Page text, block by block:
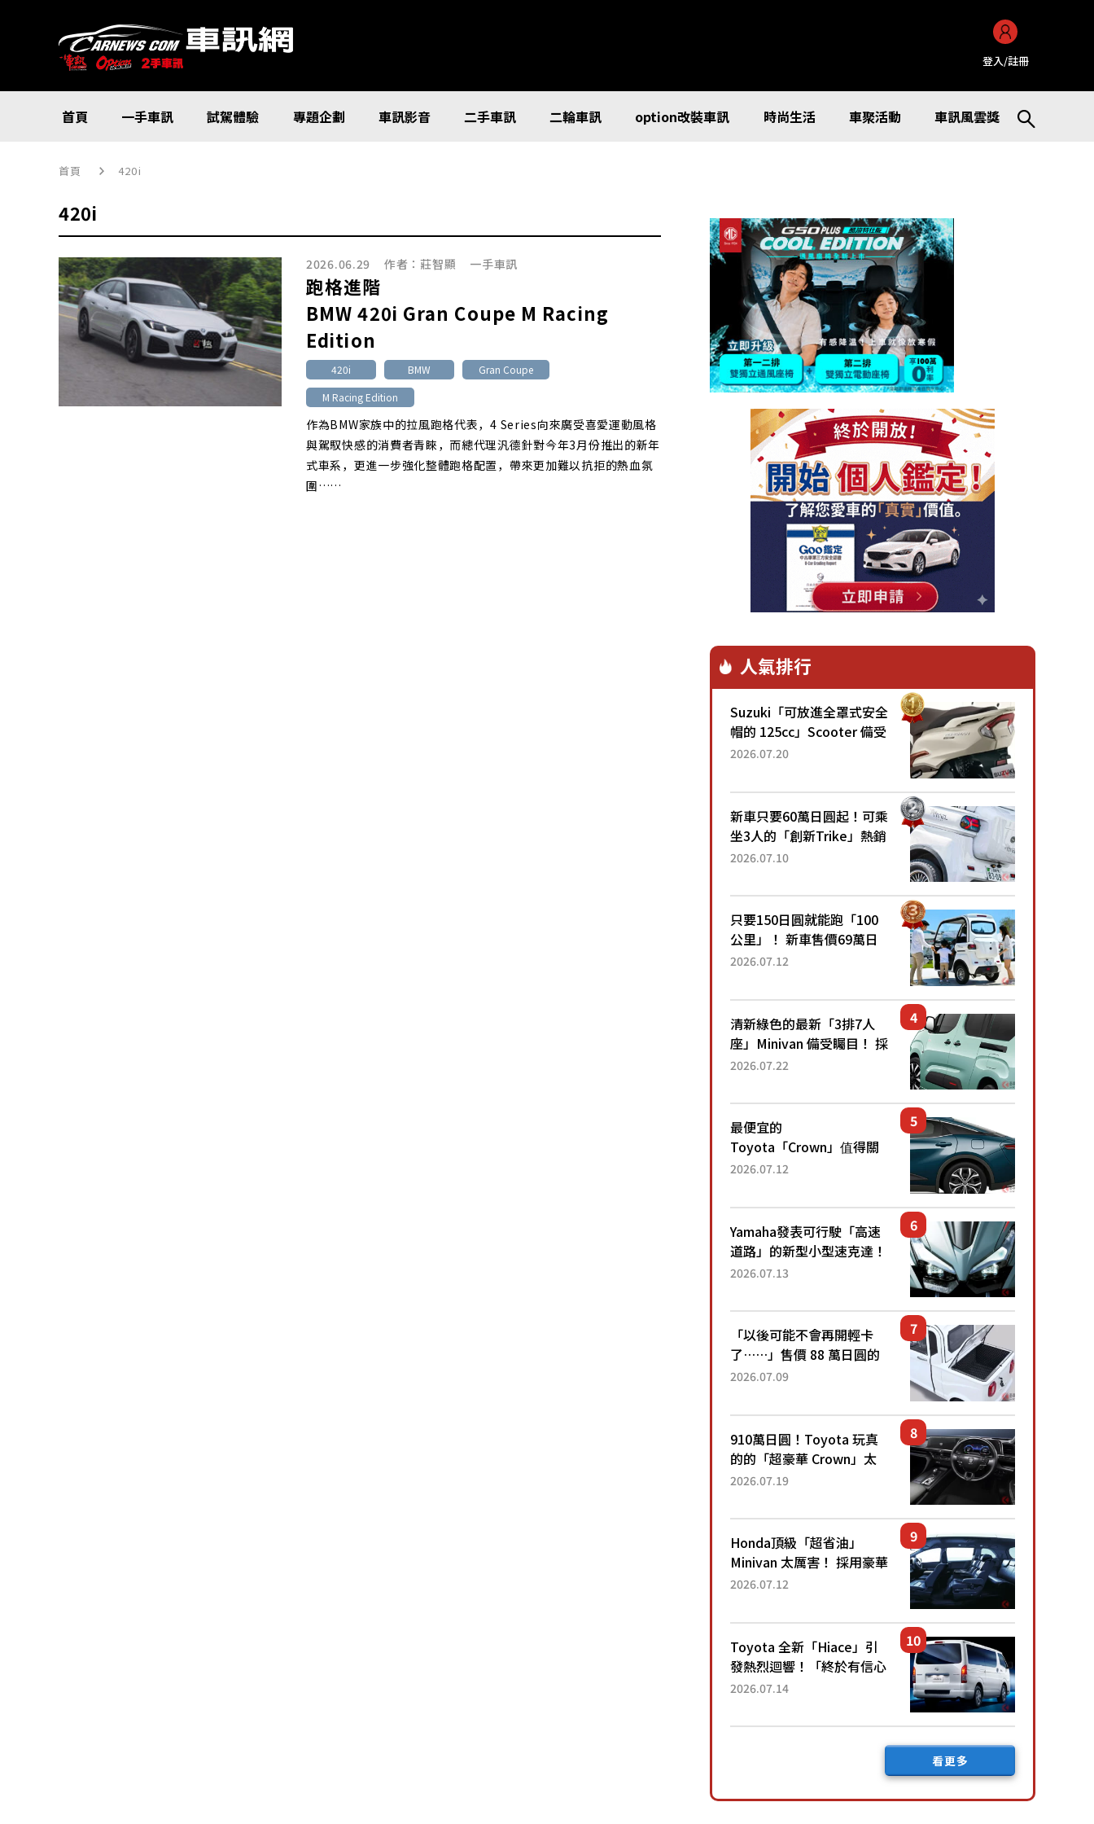
登入/註冊
首頁 一手車訊 試駕體驗 專題企劃 車訊影音 二手車訊 二輪車訊 option改裝車訊 時尚生活 車聚活動 車訊風雲獎
首頁 420i
420i
2026.06.29 作者：莊智顯 一手車訊
跑格進階
BMW 420i Gran Coupe M Racing
Edition
420i BMW
Gran Coupe
M Racing Edition
作為BMW家族中的拉風跑格代表，4 Series向來廣受喜愛運動風格
與駕馭快感的消費者青睞，而總代理汎德針對今年3月份推出的新年
式車系，更進一步強化整體跑格配置，帶來更加難以抗拒的熱血氛
圍……
人氣排行
Suzuki「可放進全罩式安全
帽的 125cc」Scooter 備受
矚目！採用全新流線設計與
已陸續開始出口的新款
「B...
2026.07.20
新車只要60萬日圓起！可乘
坐3人的「創新Trike」熱銷
大賣成為人氣車款！「養車
日圓就能跑100公里」「小
朋友坐得...
2026.07.10
只要150日圓就能跑「100
公里」！ 新車售價69萬日
圓的「3人座」Trike大受歡
為何能迅速熱賣？
2026.07.12
清新綠色的最新「3排7人
座」Minivan 備受矚目！ 採
用全長4.7公尺剛剛好的車
還推出467萬元日圓起的5
人座版...
2026.07.22
最便宜的
Toyota「Crown」值得關
注！ 搭載4WD、每公升
眼！ 配備豐富、超越售價
水準，堪稱高CP值代表的
「...
2026.07.12
Yamaha發表可行駛「高速
道路」的新型小型速克達！
搭載能享受超強勁「渦輪
高階「Super Sport」車款
相同的...
2026.07.13
「以後可能不會再開輕卡
了……」售價 88 萬日圓的
「超迷你輕型貨車」引發兩
100 公里！」「免驗車真的
太棒了！...
2026.07.09
910萬日圓！Toyota 玩真
的的「超豪華 Crown」太
厲害了！採用由「匠人技
運動化「底盤設定」！還配
備專屬豪華...
2026.07.19
Honda頂級「超省油」
Minivan 太厲害！ 採用豪華
「真皮座椅」與專屬「黑色
公里，兼具優異節能表現與
舒適「三...
2026.07.12
Toyota 全新「Hiace」引
發熱烈迴響！「終於有信心
下訂了！」「哪個等級交車
後竟然還要等「超過半年」
2026.07.14
看更多